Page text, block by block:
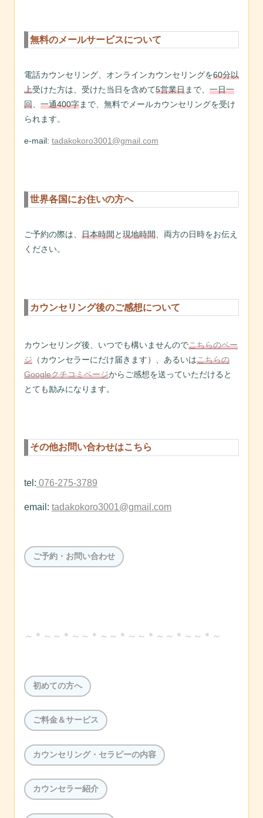
無料のメールサービスについて
電話カウンセリング、オンラインカウンセリングを60分以
上受けた方は、受けた当日を含めて5営業日まで、 一日一
回
一通400字まで、無料でメールカウンセリングを受け
られます。
e-mail: tadakokoro3001@gmail.com
世界各国にお住いの方へ
ご予約の際は、 日本時間と現地時間 、両方の日時をお伝え
ください。
カウンセリング後のご感想について
カウンセリング後、いつでも構いませんのでこちらのペー
ジ （カウンセラーにだけ届きます）、あるいはこちらの
Googleクチコミページからご感想を送っていただけると
とても励みになります。
その他お問い合わせはこちら
tel: 076-275-3789
email: tadakokoro3001@gmail.com
ご予約・お問い合わせ
～＊～～＊～～＊～～＊～～＊～～＊～～＊～
初めての方へ
ご料金＆サービス
カウンセリング・セラピーの内容
カウンセラー紹介